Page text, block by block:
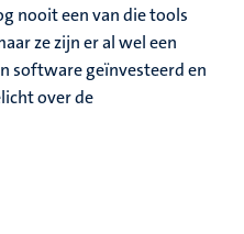
nooit een van die tools
ze zijn er al wel een
software geïnvesteerd en
over de